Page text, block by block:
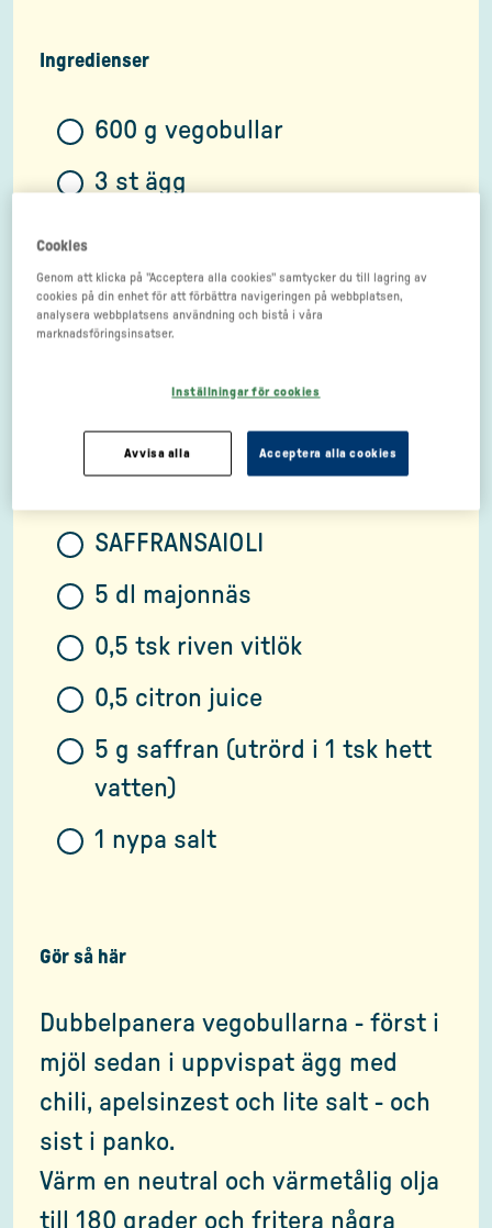
Ingredienser
600 g vegobullar
3 st ägg
0,5 apelsin zest
Salt
2 dl vetemjöl
5 dl panko (asiatiskt ströbröd)
SAFFRANSAIOLI
5 dl majonnäs
0,5 tsk riven vitlök
0,5 citron juice
5 g saffran (utrörd i 1 tsk hett
vatten)
1 nypa salt
Gör så här
Dubbelpanera vegobullarna - först i
mjöl sedan i uppvispat ägg med
chili, apelsinzest och lite salt - och
sist i panko.
Värm en neutral och värmetålig olja
till 180 grader och fritera några
Cookies
Genom att klicka på "Acceptera alla cookies" samtycker du till lagring av
cookies på din enhet för att förbättra navigeringen på webbplatsen,
analysera webbplatsens användning och bistå i våra
marknadsföringsinsatser.
Inställningar för cookies
Avvisa alla Acceptera alla cookies